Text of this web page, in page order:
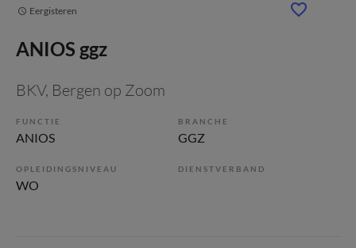
Eergisteren
ANIOS ggz
BKV, Bergen op Zoom
FUNCTIE
ANIOS
BRANCHE
GGZ
OPLEIDINGSNIVEAU
WO
DIENSTVERBAND